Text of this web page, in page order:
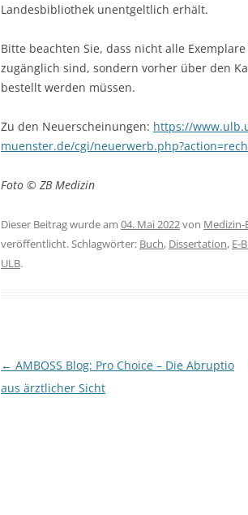
Landesbibliothek unentgeltlich erhält.
Bitte beachten Sie, dass nicht alle
zugänglich sind, sondern vorher über den
bestellt werden müssen.
Zu den Neuerscheinungen: https://
muenster.de/cgi/
Foto © ZB Medizin
Dieser Beitrag wurde am 04. Mai 2022von
veröffentlicht. Schlagwörter: Buch, Dissertation, E-
ULB.
Beitragsnavigation
← AMBOSS Blog: Pro Choice – Die Abruptio
aus ärztlicher Sicht